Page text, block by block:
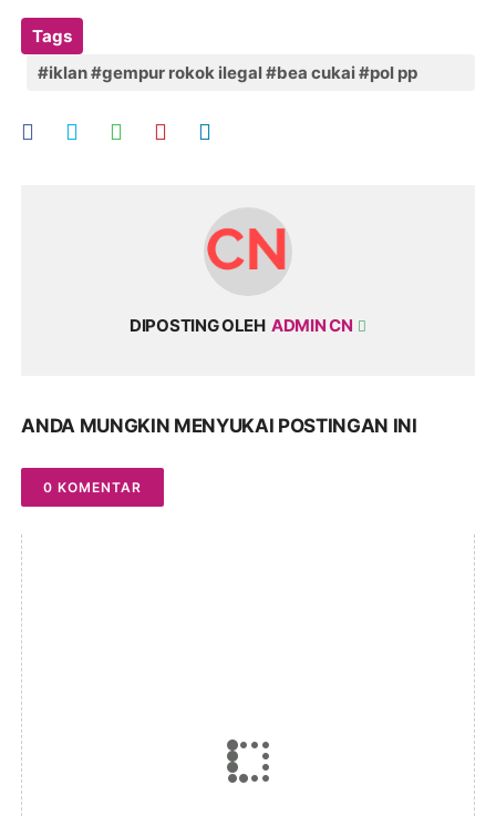
Tags
#iklan #gempur rokok ilegal #bea cukai #pol pp
DIPOSTING OLEH ADMIN CN
ANDA MUNGKIN MENYUKAI POSTINGAN INI
0 KOMENTAR